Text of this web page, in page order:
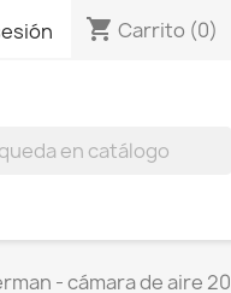
shopping_cart Carrito (0)
- cámara de aire 20